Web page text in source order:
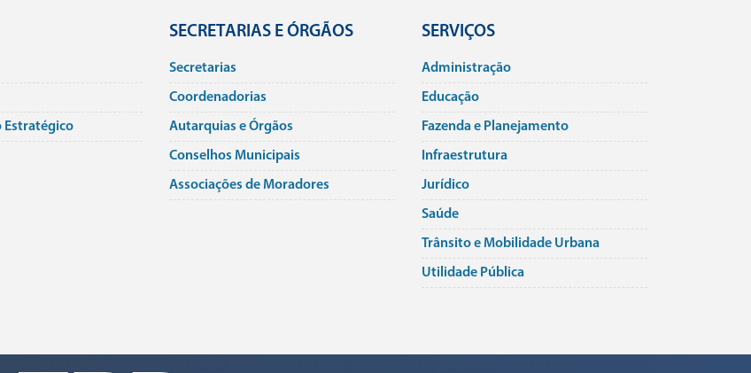
Estratégico
SECRETARIAS E ÓRGÃOS
Secretarias
Coordenadorias
Autarquias e Órgãos
Conselhos Municipais
Associações de Moradores
SERVIÇOS
Administração
Educação
Fazenda e Planejamento
Infraestrutura
Jurí­dico
Saúde
Trânsito e Mobilidade Urbana
Utilidade Pública